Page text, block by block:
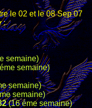
le 02 et le 08 Sep 07
:
semaine)
semaine)
semaine)
semaine)
(16 éme semaine)